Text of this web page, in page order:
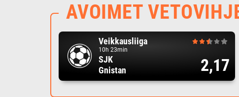
AVOIMET
Veikkausliiga
10h 23min
SJK
Gnistan
2,17